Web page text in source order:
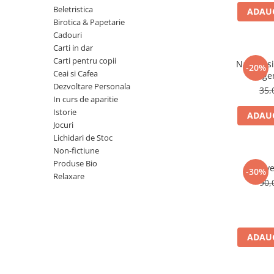
Numerologie
Paranormal
Parapsihologie
ReConnect
ScienceConnection
SelfConnect
Beletristica
Birotica & Papetarie
Cadouri
Carti in dar
Carti pentru copii
Ceai si Cafea
Dezvoltare Personala
In curs de aparitie
Istorie
Jocuri
Lichidari de Stoc
Non-fictiune
Produse Bio
Relaxare
-20%
Natura
-30%